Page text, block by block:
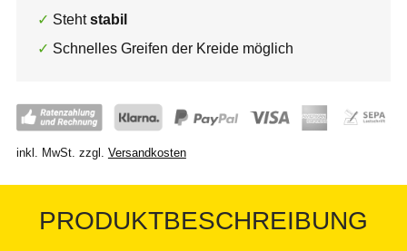
Stehtstabil
Schnelles Greifen der Kreide möglich
inkl. MwSt. zzgl. Versandkosten
PRODUKTBESCHREIBUNG